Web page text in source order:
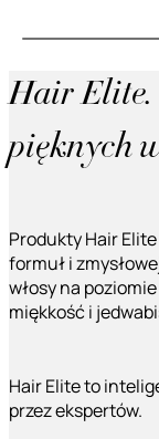
Hair Elite.
pięknych
Produkty Hair
formuł i
włosy na
miękkość i
Hair Elite to
przez ekspertów.